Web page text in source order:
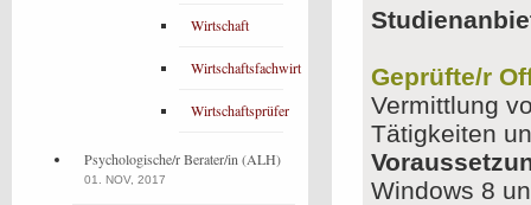
Geprüfte/r
Vermittlung
Tätigkeiten
Windows 8
Wirtschaft
Wirtschaftsfachwirt
Wirtschaftsprüfer
Psychologische/r Berater/in (ALH)
01. NOV, 2017